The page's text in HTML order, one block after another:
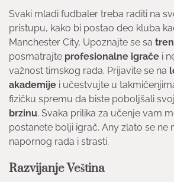
Svaki mladi fudbaler treba raditi na
pristupu, kako bi postao deo kluba
Manchester City. Upoznajte se sa
posmatrajte profesionalne igrače i
važnost timskog rada. Prijavite se na
akademije i učestvujte u
fizičku spremu da biste poboljšali
brzinu. Svaka prilika za učenje vam
postanete bolji igrač. Any zlato se ne
napornog rada i strasti.
Razvijanje Veština